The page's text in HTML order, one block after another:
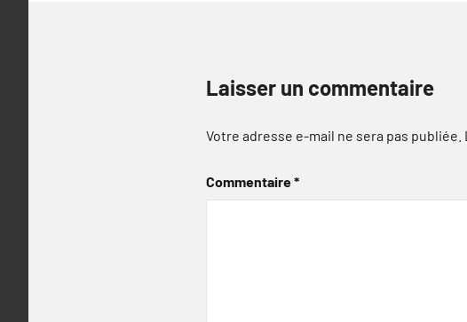
Laisser un commentaire
Votre adresse e-mail ne sera pas publiée.
Commentaire*